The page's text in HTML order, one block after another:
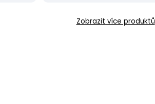
Zobrazit více produktů